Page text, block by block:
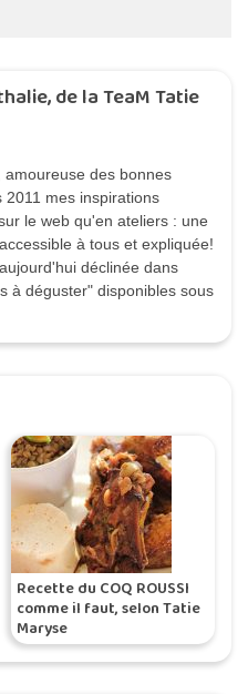
de la TeaM Tatie
des bonnes
mes inspirations
le web qu'en ateliers : une
à tous et expliquée!
déclinée dans
à déguster" disponibles sous
Recette du COQ ROUSSI
comme il faut, selon Tatie
Maryse